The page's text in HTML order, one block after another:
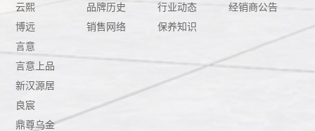
云熙
博远
言意
言意上品
新汉源居
良宸
鼎尊乌金
品牌历史
销售网络
行业动态
保养知识
经销商公告